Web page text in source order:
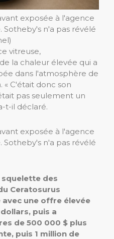
exposée à l'agence
Sotheby's n'a pas révélé
vitreuse,
la chaleur élevée qui a
dans l'atmosphère de
« C'était donc son
pas seulement un
t-il déclaré.
exposée à l'agence
Sotheby's n'a pas révélé
des
Ceratosurus
une offre élevée
puis a
de 500 000 $ plus
puis 1 million de